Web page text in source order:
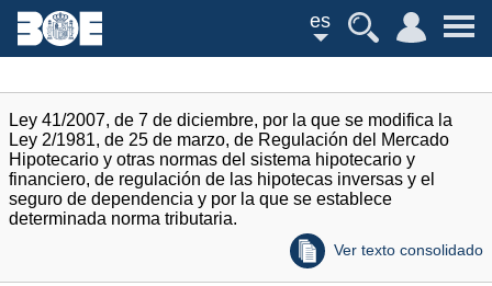
es
Ley 41/2007, de 7 de diciembre, por la que se modifica la
Ley 2/1981, de 25 de marzo, de Regulación del Mercado
Hipotecario y otras normas del sistema hipotecario y
financiero, de regulación de las hipotecas inversas y el
seguro de dependencia y por la que se establece
determinada norma tributaria.
Ver texto consolidado